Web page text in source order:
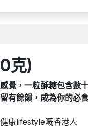
克)
覺，一粒酥糖包含數
有餘韻，成為你的必
康lifestyle嘅香港人